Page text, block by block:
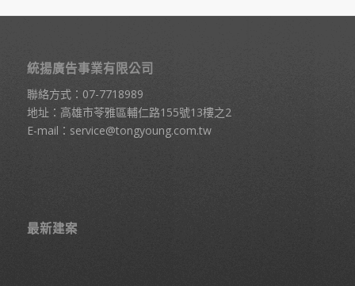
統揚廣告事業有限公司
聯絡方式： 07-7718989
地址：高雄市苓雅區輔仁路155號13樓之2
E-mail： service@tongyoung.com.tw
最新建案